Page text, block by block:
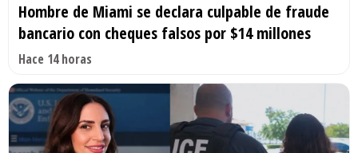
Hombre de Miami se declara culpable de fraude
bancario con cheques falsos por $14 millones
Hace 14 horas